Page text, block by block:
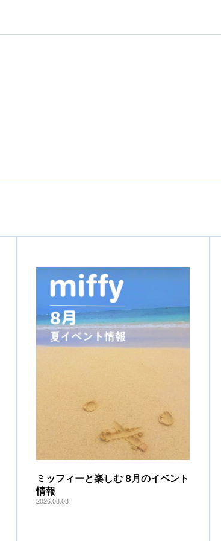
ミッフィーと楽しむ 8月のイベント
情報
2026.08.03